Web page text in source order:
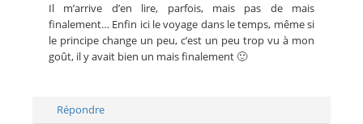
Il m’arrive d’en lire, parfois, mais pas de mais
finalement… Enfin ici le voyage dans le temps, même si
le principe change un peu, c’est un peu trop vu à mon
goût, il y avait bien un mais finalement 🙂
Répondre